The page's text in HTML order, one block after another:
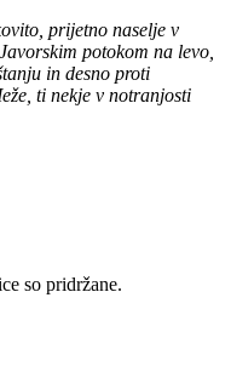
prijetno naselje v
potokom na levo,
in desno proti
ti nekje v notranjosti
so pridržane.